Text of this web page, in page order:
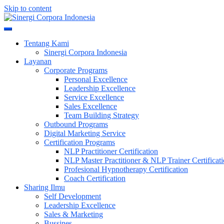
Skip to content
Sinergi Corpora Indonesia
Tentang Kami
Sinergi Corpora Indonesia
Layanan
Corporate Programs
Personal Excellence
Leadership Excellence
Service Excellence
Sales Excellence
Team Building Strategy
Outbound Programs
Digital Marketing Service
Certification Programs
NLP Practitioner Certification
NLP Master Practitioner & NLP Trainer
Profesional Hypnotherapy Certification
Coach Certification
Sharing Ilmu
Self Development
Leadership Excellence
Sales & Marketing